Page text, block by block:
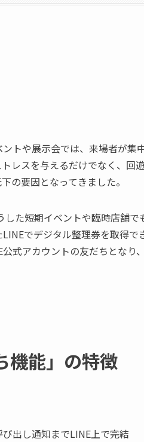
トや展示会では、来場者が集
レスを与えるだけでなく、回
の要因となってきました。
た短期イベントや臨時店舗
でデジタル整理券を取得
式アカウントの友だちとなり
能」の特徴
出し通知までLINE上で完結